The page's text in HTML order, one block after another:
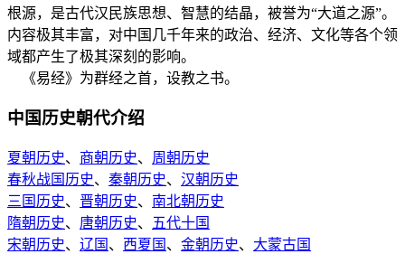
根源，是古代汉民族思想、智慧的结晶，被誉为“大道之源”。
内容极其丰富，对中国几千年来的政治、经济、文化等各个领
域都产生了极其深刻的影响。
《易经》为群经之首，设教之书。
中国历史朝代介绍
夏朝历史、 商朝历史、 周朝历史
春秋战国历史、 秦朝历史、 汉朝历史
三国历史、 晋朝历史、 南北朝历史
隋朝历史、 唐朝历史、
五代十国
宋朝历史、 辽国 、 西夏国 、 金朝历史、 大蒙古国